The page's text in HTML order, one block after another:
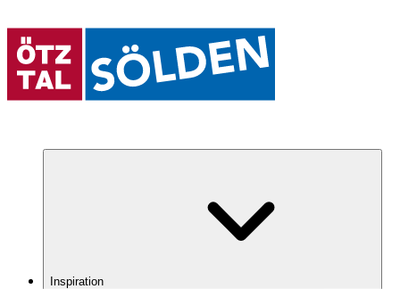
Inspiration